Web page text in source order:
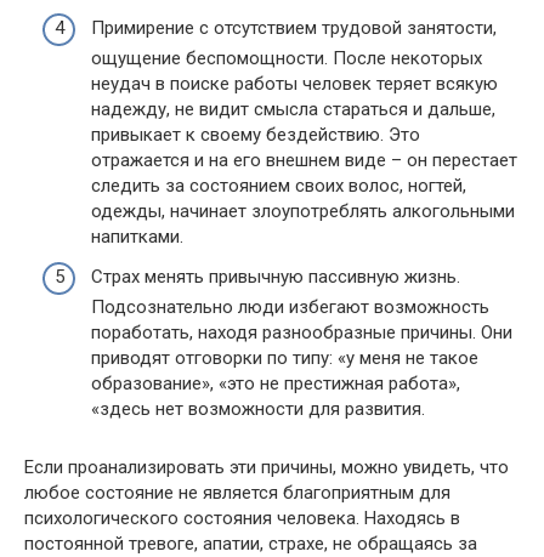
Примирение с отсутствием трудовой занятости,
ощущение беспомощности. После некоторых
неудач в поиске работы человек теряет всякую
надежду, не видит смысла стараться и дальше,
привыкает к своему бездействию. Это
отражается и на его внешнем виде – он перестает
следить за состоянием своих волос, ногтей,
одежды, начинает злоупотреблять алкогольными
напитками.
Страх менять привычную пассивную жизнь.
Подсознательно люди избегают возможность
поработать, находя разнообразные причины. Они
приводят отговорки по типу: «у меня не такое
образование», «это не престижная работа»,
«здесь нет возможности для развития.
Если проанализировать эти причины, можно увидеть, что
любое состояние не является благоприятным для
психологического состояния человека. Находясь в
постоянной тревоге, апатии, страхе, не обращаясь за